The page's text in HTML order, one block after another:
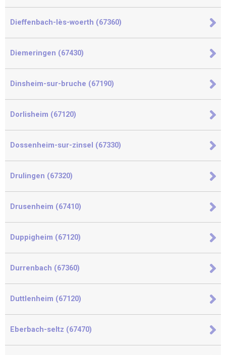
Dieffenbach-lès-woerth (67360)
Diemeringen (67430)
Dinsheim-sur-bruche (67190)
Dorlisheim (67120)
Dossenheim-sur-zinsel (67330)
Drulingen (67320)
Drusenheim (67410)
Duppigheim (67120)
Durrenbach (67360)
Duttlenheim (67120)
Eberbach-seltz (67470)